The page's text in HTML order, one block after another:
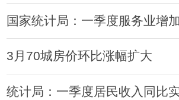
3月70城房价环比涨幅扩大
统计局：一季度居民收入同比